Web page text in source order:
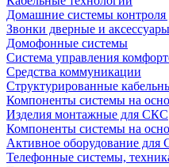
Домашние системы контроля
Звонки дверные и аксессуары
Домофонные системы
Система управления
Средства коммуникации
Структурированные
Компоненты системы на
Изделия монтажные для СКС
Компоненты системы на
Активное оборудование для
Телефонные системы,